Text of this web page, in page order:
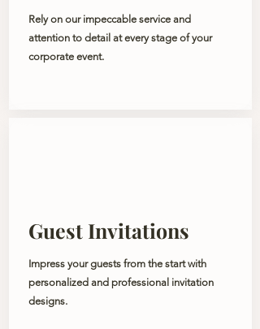
Rely on our impeccable service and
attention to detail at every stage of your
corporate event.
Guest Invitations
Impress your guests from the start with
personalized and professional invitation
designs.